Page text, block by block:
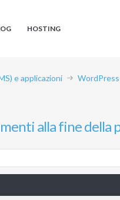
HOSTING
e applicazioni WordPress
alla fine della